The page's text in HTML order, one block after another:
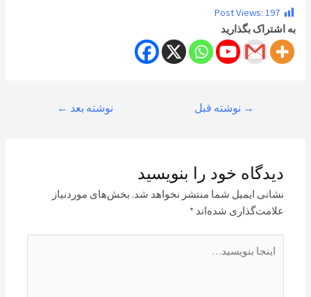
Post Views: 197
به اشتراک بگذارید
→ نوشته قبل نوشته بعد ←
دیدگاه‌ خود را بنویسید
نشانی ایمیل شما منتشر نخواهد شد. بخش‌های موردنیاز
علامت‌گذاری شده‌اند *
بنویسید…